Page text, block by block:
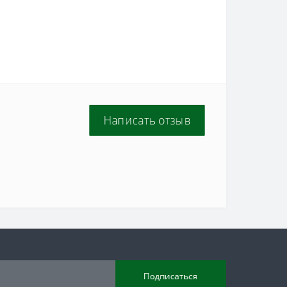
Написать отзыв
Подписаться